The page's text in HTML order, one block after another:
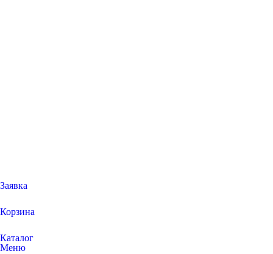
Заявка
Корзина
Каталог
Меню